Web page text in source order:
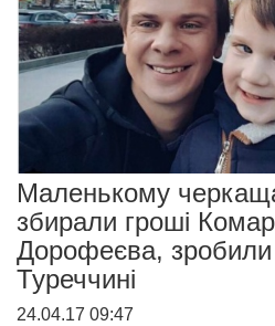
Маленькому
збирали гроші
Дорофеєва, зробили
Туреччині
24.04.17 09:47